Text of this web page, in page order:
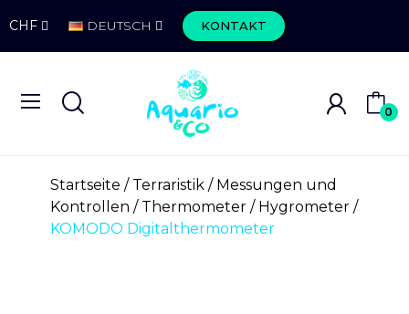
CHF DEUTSCH KONTAKT
0
Startseite Terraristik
Messungen und
Kontrollen
Thermometer / Hygrometer
KOMODO Digitalthermometer